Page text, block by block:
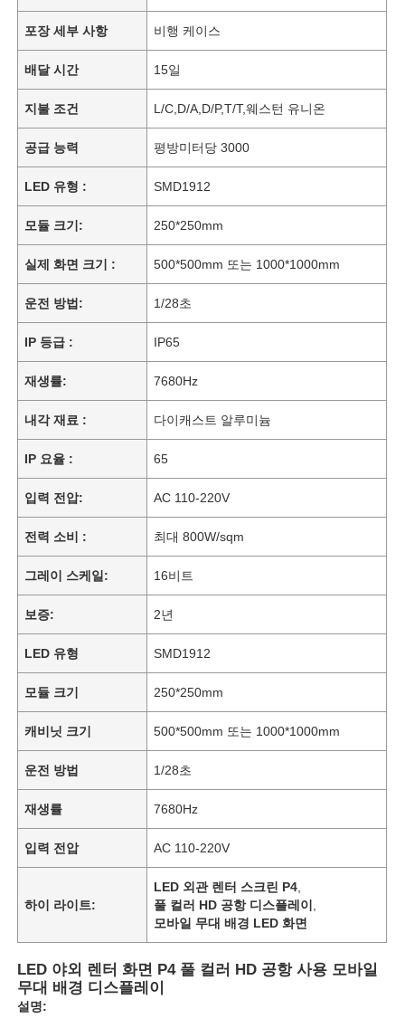
포장 세부 사항 비행 케이스
배달 시간 15일
지불 조건 L/C,D/A,D/P,T/T,웨스턴 유니온
공급 능력 평방미터당 3000
LED 유형 : SMD1912
모듈 크기: 250*250mm
실제 화면 크기 : 500*500mm 또는 1000*1000mm
운전 방법: 1/28초
IP 등급 : IP65
재생률: 7680Hz
내각 재료 : 다이캐스트 알루미늄
IP 요율 : 65
입력 전압: AC 110-220V
전력 소비 : 최대 800W/sqm
그레이 스케일: 16비트
보증: 2년
LED 유형 SMD1912
모듈 크기 250*250mm
캐비닛 크기 500*500mm 또는 1000*1000mm
운전 방법 1/28초
재생률 7680Hz
입력 전압 AC 110-220V
하이 라이트:
LED 외관 렌터 스크린 P4
풀 컬러 HD 공항 디스플레이
모바일 무대 배경 LED 화면
LED 야외 렌터 화면 P4 풀 컬러 HD 공항 사용 모바일
무대 배경 디스플레이
설명: